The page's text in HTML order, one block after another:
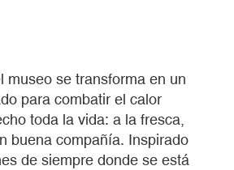
museo se transforma en un
para combatir el calor
toda la vida: a la fresca,
buena compañía. Inspirado
de siempre donde se está